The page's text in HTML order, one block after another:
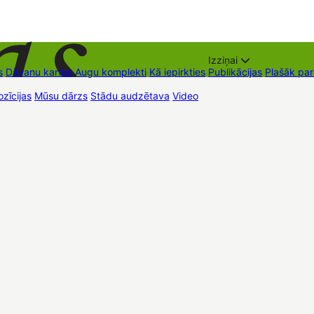
Dāvanu kartes Augu komplekti Kā iepirkties
Izziņai
Publikācijas Plašāk
Mūsu dārzs Stādu audzētava Video